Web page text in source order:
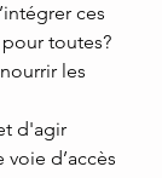
ces
toutes?
les
d'agir
voie d’accès